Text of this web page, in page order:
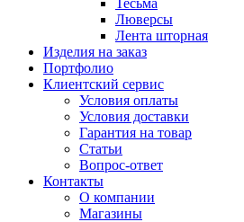
Тесьма
Люверсы
Лента шторная
Изделия на заказ
Портфолио
Клиентский сервис
Условия оплаты
Условия доставки
Гарантия на товар
Статьи
Вопрос-ответ
Контакты
О компании
Магазины